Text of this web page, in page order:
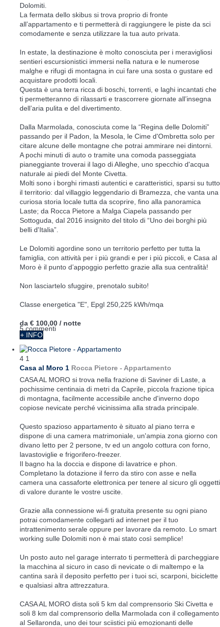
Dolomiti.
La fermata dello skibus si trova proprio di fronte
all’appartamento e ti permetterà di raggiungere le piste da sci
comodamente e senza utilizzare la tua auto privata.
In estate, la destinazione è molto conosciuta per i meravigliosi
sentieri escursionistici immersi nella natura e le numerose
malghe e rifugi di montagna in cui fare una sosta o gustare ed
acquistare prodotti locali.
Questa è una terra ricca di boschi, torrenti, e laghi incantati che
ti permetteranno di rilassarti e trascorrere giornate all’insegna
dell’aria pulita e del divertimento.
Dalla Marmolada, conosciuta come la “Regina delle Dolomiti”
passando per il Padon, la Mesola, le Cime d'Ombretta solo per
citare alcune delle montagne che potrai ammirare nei dintorni.
A pochi minuti di auto o tramite una comoda passeggiata
pianeggiante troverai il lago di Alleghe, uno specchio d'acqua
naturale ai piedi del Monte Civetta.
Molti sono i borghi rimasti autentici e caratteristici, sparsi su tutto
il territorio: dal villaggio leggendario di Bramezza, che vanta una
curiosa storia locale tutta da scoprire, fino alla panoramica
Laste; da Rocca Pietore a Malga Ciapela passando per
Sottoguda, dal 2016 insignito del titolo di “Uno dei borghi più
belli d'Italia”.
Le Dolomiti agordine sono un territorio perfetto per tutta la
famiglia, con attività per i più grandi e per i più piccoli, e Casa al
Moro è il punto d’appoggio perfetto grazie alla sua centralità!
Non lasciartelo sfuggire, prenotalo subito!
Classe energetica "E", Epgl 250,225 kWh/mqa
5 commenti
da € 100,00 / notte
+ INFO
4 1
Casa al Moro 1 Rocca Pietore - Appartamento
CASA AL MORO si trova nella frazione di Saviner di Laste, a
pochissime centinaia di metri da Caprile, piccola frazione tipica
di montagna, facilmente accessibile anche d'inverno dopo
copiose nevicate perché vicinissima alla strada principale.
Questo spazioso appartamento è situato al piano terra e
dispone di una camera matrimoniale, un'ampia zona giorno con
divano letto per 2 persone, tv ed un angolo cottura con forno,
lavastoviglie e frigorifero-freezer.
Il bagno ha la doccia e dispone di lavatrice e phon.
Completano la dotazione il ferro da stiro con asse e nella
camera una cassaforte elettronica per tenere al sicuro gli oggetti
di valore durante le vostre uscite.
Grazie alla connessione wi-fi gratuita presente su ogni piano
potrai comodamente collegarti ad internet per il tuo
intrattenimento serale oppure per lavorare da remoto. Lo smart
working sulle Dolomiti non è mai stato così semplice!
Un posto auto nel garage interrato ti permetterà di parcheggiare
la macchina al sicuro in caso di nevicate o di maltempo e la
cantina sarà il deposito perfetto per i tuoi sci, scarponi, biciclette
e qualsiasi altra attrezzatura.
CASA AL MORO dista soli 5 km dal comprensorio Ski Civetta e
soli 8 km dal comprensorio della Marmolada con il collegamento
al Sellaronda, uno dei tour sciistici più emozionanti delle